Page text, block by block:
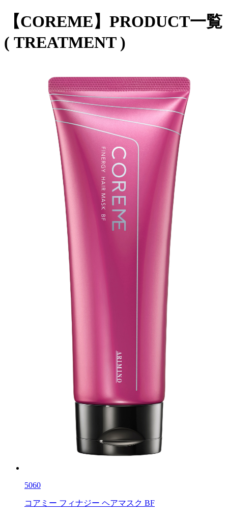
【COREME】PRODUCT一覧
( TREATMENT )
5060
コアミー フィナジー ヘアマスク BF